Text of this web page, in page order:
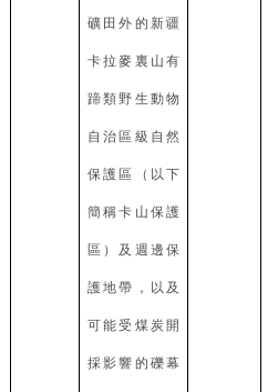
礦田外的新疆
卡拉麥裏山有
蹄類野生動物
自治區級自然
保護區（以下
簡稱卡山保護
區）及週邊保
護地帶，以及
可能受煤炭開
採影響的礫幕